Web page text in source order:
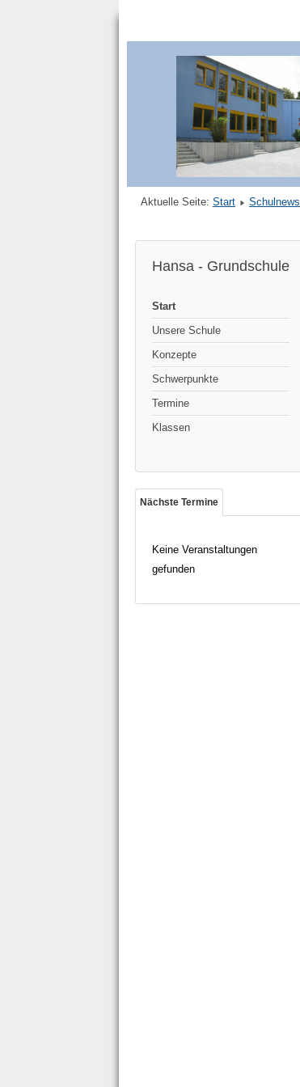
Aktuelle Seite: Start Schulnews
Hansa - Grundschule
Start
Unsere Schule
Konzepte
Schwerpunkte
Termine
Klassen
Nächste Termine
Keine Veranstaltungen
gefunden